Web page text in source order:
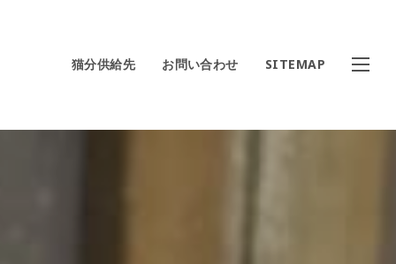
猫分供給先 お問い合わせ SITEMAP